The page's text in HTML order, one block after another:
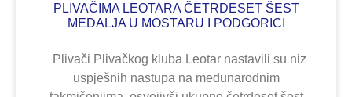
PLIVAČIMA LEOTARA ČETRDESET ŠEST
MEDALJA U MOSTARU I PODGORICI
Plivači Plivačkog kluba Leotar nastavili su niz
uspješnih nastupa na međunarodnim